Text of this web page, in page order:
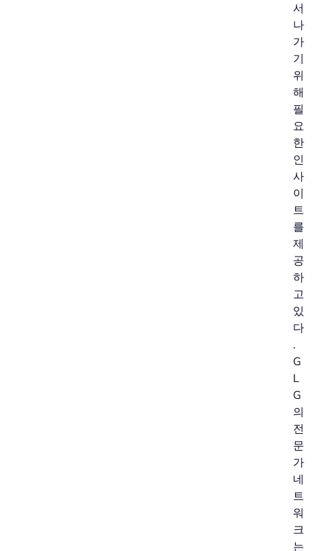
서
나
가
기
위
해
필
요
한
인
사
이
트
를
제
공
하
고
있
다
.
G
L
G
의
전
문
가
네
트
워
크
는